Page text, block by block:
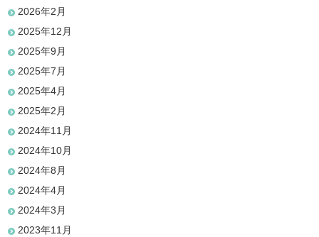
2026年2月
2025年12月
2025年9月
2025年7月
2025年4月
2025年2月
2024年11月
2024年10月
2024年8月
2024年4月
2024年3月
2023年11月